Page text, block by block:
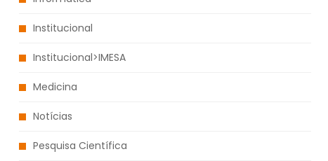
Institucional
Institucional>IMESA
Medicina
Notícias
Pesquisa Científica